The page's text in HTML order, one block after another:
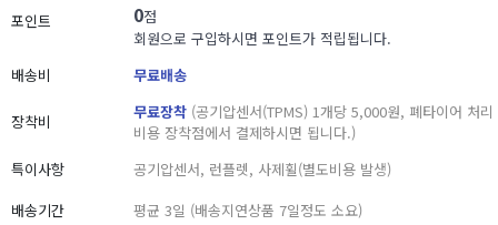
포인트 0점
회원으로 구입하시면 포인트가 적립됩니다.
배송비
무료배송
장착비 무료장착 (공기압센서(TPMS) 1개당 5,000원, 폐타이어 처리
비용 장착점에서 결제하시면 됩니다.)
특이사항
공기압센서, 런플렛, 사제휠(별도비용 발생)
배송기간
평균 3일 (배송지연상품 7일정도 소요)